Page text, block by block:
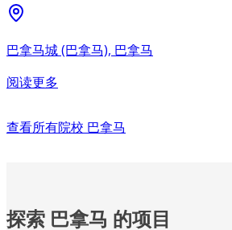
巴拿马城 (巴拿马), 巴拿马
阅读更多
查看所有院校 巴拿马
探索 巴拿马 的项目